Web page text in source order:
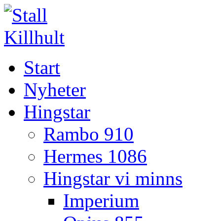
Start
Nyheter
Hingstar
Rambo 910
Hermes 1086
Hingstar vi minns
Imperium